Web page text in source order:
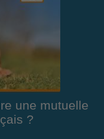
une mutuelle
?